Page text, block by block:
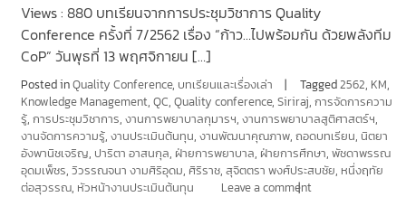
Views : 880 บทเรียนจากการประชุมวิชาการ Quality
Conference ครั้งที่ 7/2562 เรื่อง “ก้าว…ไปพร้อมกัน ด้วยพลังทีม
CoP” วันพุธที่ 13 พฤศจิกายน […]
Posted inQuality Conference, บทเรียนและเรื่องเล่า Tagged2562, KM,
Knowledge Management, QC, Quality conference, Siriraj, การจัดการความ
รู้, การประชุมวิชาการ, งานการพยาบาลกุมารฯ, งานการพยาบาลสูติศาสตร์ฯ,
งานจัดการความรู้, งานประเมินต้นทุน, งานพัฒนาคุณภาพ, ถอดบทเรียน, นิตยา
อังพานิชเจริญ, ปาริตา อาสนกุล, ฝ่ายการพยาบาล, ฝ่ายการศึกษา, พัชดาพรรณ
อุดมเพ็ชร, วิวรรณจนา งามศิริอุดม, ศิริราช, สุจิตตรา พงศ์ประสบชัย, หนึ่งฤทัย
ต่อสุวรรณ, หัวหน้างานประเมินต้นทุน Leave a comment